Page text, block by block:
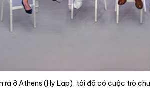
ở Athens (Hy Lạp), tôi đã có cuộc trò